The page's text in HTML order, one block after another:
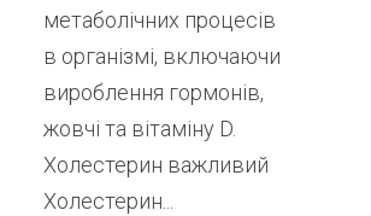
метаболічних процесів
в організмі, включаючи
вироблення гормонів,
жовчі та вітаміну D.
Холестерин важливий
Холестерин...